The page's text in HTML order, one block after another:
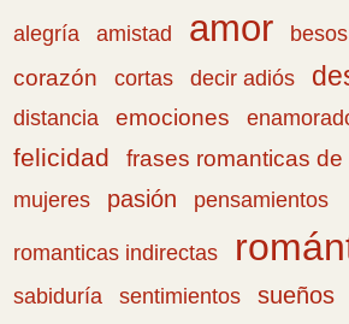
alegría amistad amor besos
corazón
cortas decir adiós
distancia emociones
felicidad frases romanticas de
mujeres
pasión pensamientos
romanticas indirectas
sabiduría sentimientos sueños